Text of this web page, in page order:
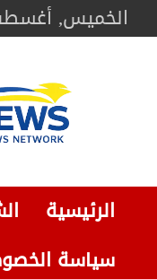
Skip
to الخميس, أغسطس 6,
شبكة باز
الرئيسية
سياسة